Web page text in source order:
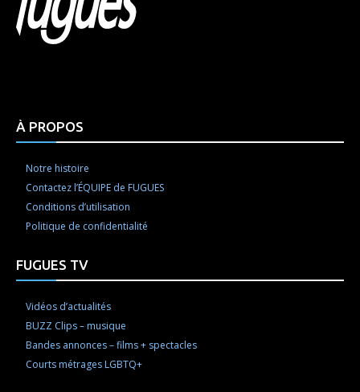
À PROPOS
Notre histoire
Contactez l’ÉQUIPE de FUGUES
Conditions d’utilisation
Politique de confidentialité
FUGUES TV
Vidéos d’actualités
BUZZ Clips – musique
Bandes annonces – films + spectacles
Courts métrages LGBTQ+